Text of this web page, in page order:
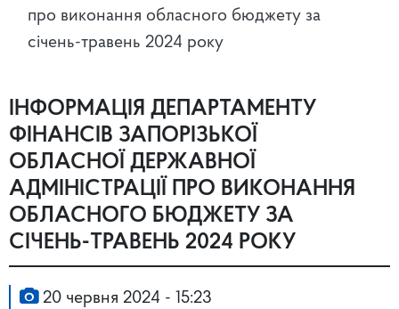
про виконання обласного бюджету за
січень-травень 2024 року
ІНФОРМАЦІЯ ДЕПАРТАМЕНТУ
ФІНАНСІВ ЗАПОРІЗЬКОЇ
ОБЛАСНОЇ ДЕРЖАВНОЇ
АДМІНІСТРАЦІЇ ПРО ВИКОНАННЯ
ОБЛАСНОГО БЮДЖЕТУ ЗА
СІЧЕНЬ-ТРАВЕНЬ 2024 РОКУ
20 червня 2024 - 15:23